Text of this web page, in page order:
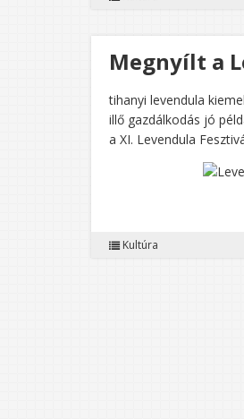
Megnyílt a
tihanyi levendula
illő gazdálkodás jó
a XI. Levendula
Kultúra